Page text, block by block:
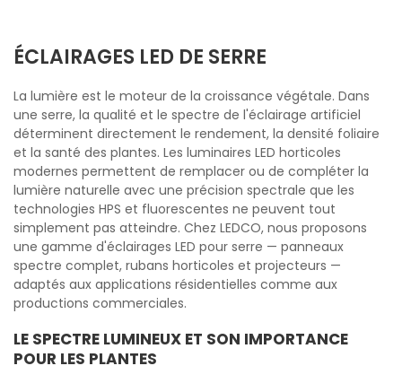
ÉCLAIRAGES LED DE SERRE
La lumière est le moteur de la croissance végétale. Dans
une serre, la qualité et le spectre de l'éclairage artificiel
déterminent directement le rendement, la densité foliaire
et la santé des plantes. Les luminaires LED horticoles
modernes permettent de remplacer ou de compléter la
lumière naturelle avec une précision spectrale que les
technologies HPS et fluorescentes ne peuvent tout
simplement pas atteindre. Chez LEDCO, nous proposons
une gamme d'éclairages LED pour serre — panneaux
spectre complet, rubans horticoles et projecteurs —
adaptés aux applications résidentielles comme aux
productions commerciales.
LE SPECTRE LUMINEUX ET SON IMPORTANCE
POUR LES PLANTES